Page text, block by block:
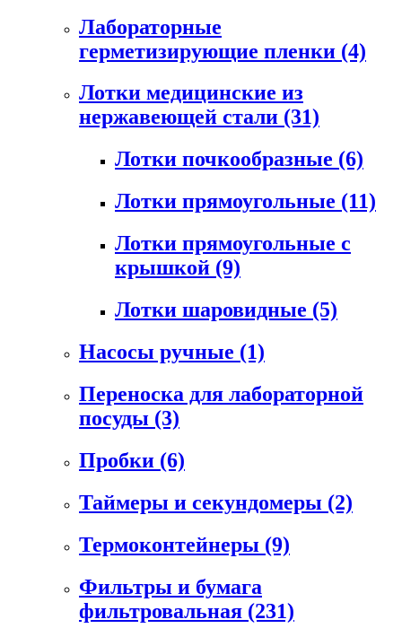
Лабораторные
герметизирующие пленки (4)
Лотки медицинские из
нержавеющей стали (31)
Лотки почкообразные (6)
Лотки прямоугольные (11)
Лотки прямоугольные с
крышкой (9)
Лотки шаровидные (5)
Насосы ручные (1)
Переноска для лабораторной
посуды (3)
Пробки (6)
Таймеры и секундомеры (2)
Термоконтейнеры (9)
Фильтры и бумага
фильтровальная (231)